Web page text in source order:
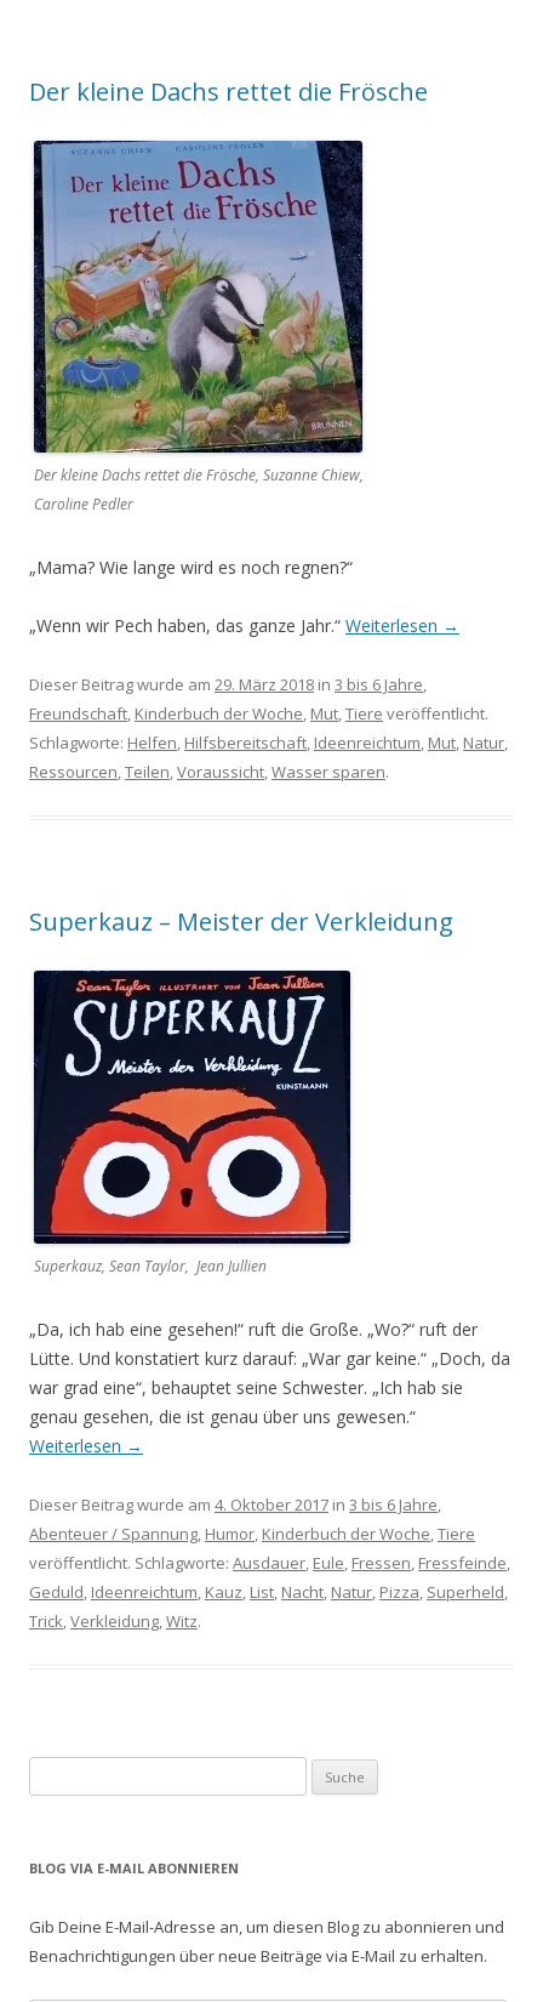
Der kleine Dachs rettet die Frösche
Der kleine Dachs rettet die Frösche, Suzanne Chiew,
Caroline Pedler
„Mama? Wie lange wird es noch regnen?“
„Wenn wir Pech haben, das ganze Jahr.“ Weiterlesen →
Dieser Beitrag wurde am 29. März 2018 in 3 bis 6 Jahre,
Freundschaft, Kinderbuch der Woche, Mut,Tiere veröffentlicht.
Schlagworte: Helfen, Hilfsbereitschaft, Ideenreichtum, Mut, Natur,
Ressourcen,Teilen,Voraussicht,Wasser sparen.
Superkauz – Meister der Verkleidung
Superkauz, Sean Taylor, Jean Jullien
„Da, ich hab eine gesehen!“ ruft die Große. „Wo?“ ruft der
Lütte. Und konstatiert kurz darauf: „War gar keine.“ „Doch, da
war grad eine“, behauptet seine Schwester. „Ich hab sie
genau gesehen, die ist genau über uns gewesen.“
Weiterlesen →
Dieser Beitrag wurde am 4. Oktober 2017 in 3 bis 6 Jahre,
Abenteuer / Spannung, Humor, Kinderbuch der Woche,Tiere
veröffentlicht. Schlagworte: Ausdauer, Eule, Fressen, Fressfeinde,
Geduld, Ideenreichtum, Kauz, List, Nacht, Natur, Pizza, Superheld,
Trick,Verkleidung,Witz.
u
h
n
a
BLOG VIA E-MAIL ABONNIEREN
Gib Deine E-Mail-Adresse an, um diesen Blog zu abonnieren und
Benachrichtigungen über neue Beiträge via E-Mail zu erhalten.